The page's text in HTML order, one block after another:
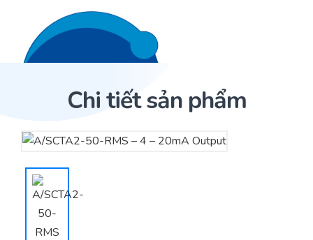
Trang Chủ
Cảm biến ACI
Sản phẩm
Chi tiết sản phẩm
Trang Chủ Sản phẩm